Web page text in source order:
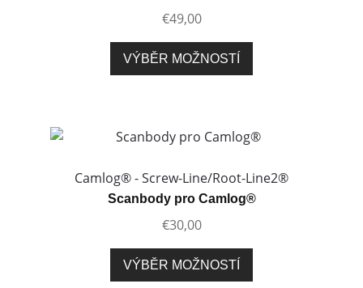
€49,00
VÝBĚR MOŽNOSTÍ
produkt
variant.
lze
vybrat
produktu
Camlog® - Screw-Line/Root-Line2®
Scanbody pro Camlog®
€30,00
VÝBĚR MOŽNOSTÍ
produkt